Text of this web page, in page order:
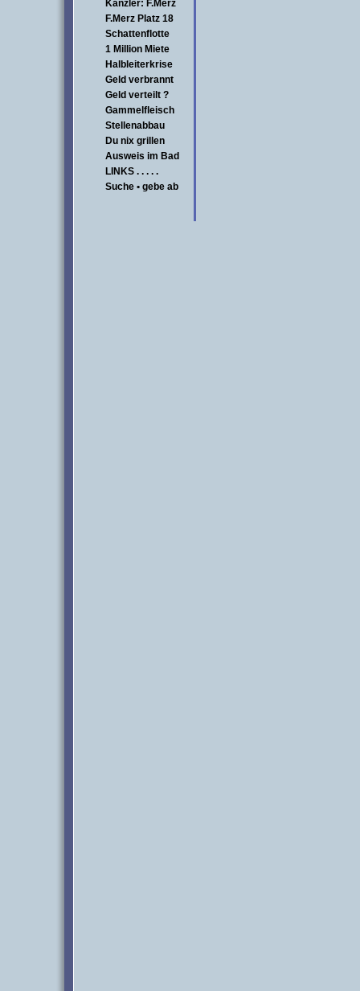
Kanzler: F.Merz
F.Merz Platz 18
Schattenflotte
1 Million Miete
Halbleiterkrise
Geld verbrannt
Geld verteilt ?
Gammelfleisch
Stellenabbau
Du nix grillen
Ausweis im Bad
LINKS . . . . .
Suche • gebe ab